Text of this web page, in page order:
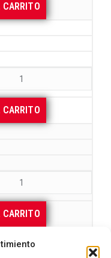
CARRITO
CARRITO
CARRITO